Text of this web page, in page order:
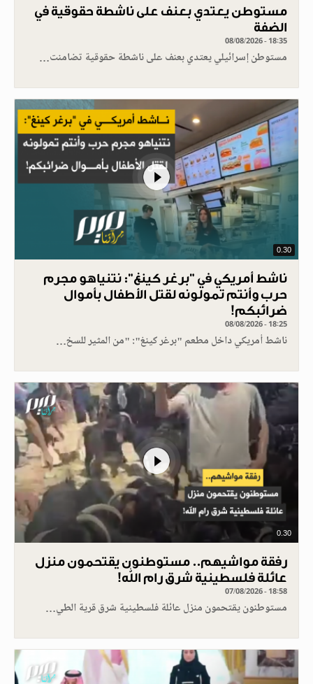
مستوطن يعتدي بعنف على ناشطة حقوقية في
الضفة
08/08/2026 - 18:35
مستوطن إسرائيلي يعتدي بعنف على ناشطة حقوقية تضامنت…
0.30
ناشط أمريكي في "برغر كينغ": نتنياهو مجرم
حرب وأنتم تمولونه لقتل الأطفال بأموال
ضرائبكم!
08/08/2026 - 18:25
ناشط أمريكي داخل مطعم "برغر كينغ": "من المثير للسخ…
0.30
رفقة مواشيهم.. مستوطنون يقتحمون منزل
عائلة فلسطينية شرق رام الله!
07/08/2026 - 18:58
مستوطنون يقتحمون منزل عائلة فلسطينية شرق قرية الطي…